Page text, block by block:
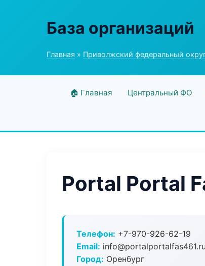
База организаций
Главная » Приволжский федеральный
🏠 Главная Центральный ФО
Portal Portal
Телефон: +7-970-926-62-19
Email: info@portalportalfas461.ru
Город: Оренбург